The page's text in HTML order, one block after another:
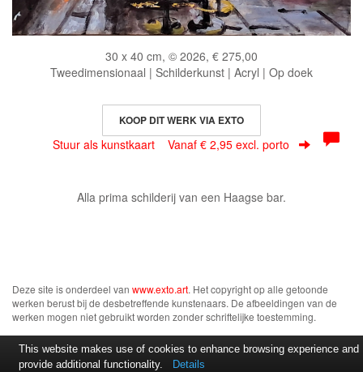
30 x 40 cm, © 2026, € 275,00
Tweedimensionaal | Schilderkunst | Acryl | Op doek
KOOP DIT WERK VIA EXTO
Stuur als kunstkaart Vanaf € 2,95 excl. porto
Alla prima schilderij van een Haagse bar.
Deze site is onderdeel van www.exto.art. Het copyright op alle getoonde
werken berust bij de desbetreffende kunstenaars. De afbeeldingen van de
werken mogen niet gebruikt worden zonder schriftelijke toestemming.
This website makes use of cookies to enhance browsing experience and
provide additional functionality.
Details